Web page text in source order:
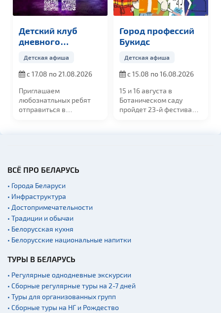
Детский клуб
дневного
«Точь-в-точь»
Детская афиша
с 17.08 по 21.08.2026
Приглашаем
любознатльных ребят
отправиться в
Город профессий
Букидс
Детская афиша
с 15.08 по 16.08.2026
15 и 16 августа в
Ботаническом саду
пройдет 23-й фестиваль
ВСЁ ПРО БЕЛАРУСЬ
• Города Беларуси
• Инфраструктура
• Достопримечательности
• Традиции и обычаи
• Белорусская кухня
• Белорусские национальные напитки
ТУРЫ В БЕЛАРУСЬ
• Регулярные однодневные экскурсии
• Сборные регулярные туры на 2-7 дней
• Туры для организованных групп
• Сборные туры на НГ и Рождество